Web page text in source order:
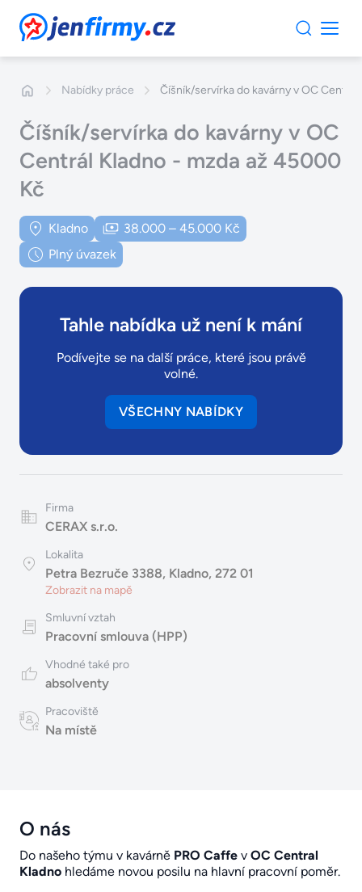
JenFirmy.cz
Nabídky práce Číšník/servírka do kavárny v OC
Číšník/servírka do kavárny v OC
Centrál Kladno - mzda až 45000
Kč
Kladno
38.000 – 45.000 Kč
Plný úvazek
Tahle nabídka už není k mání
Podívejte se na další práce, které jsou právě
volné.
VŠECHNY NABÍDKY
Firma
CERAX s.r.o.
Lokalita
Petra Bezruče 3388, Kladno, 272 01
Zobrazit na mapě
Smluvní vztah
Pracovní smlouva (HPP)
Vhodné také pro
absolventy
Pracoviště
Na místě
O nás
Do našeho týmu v kavárně PRO Caffe v OC Central
Kladno hledáme novou posilu na hlavní pracovní poměr.